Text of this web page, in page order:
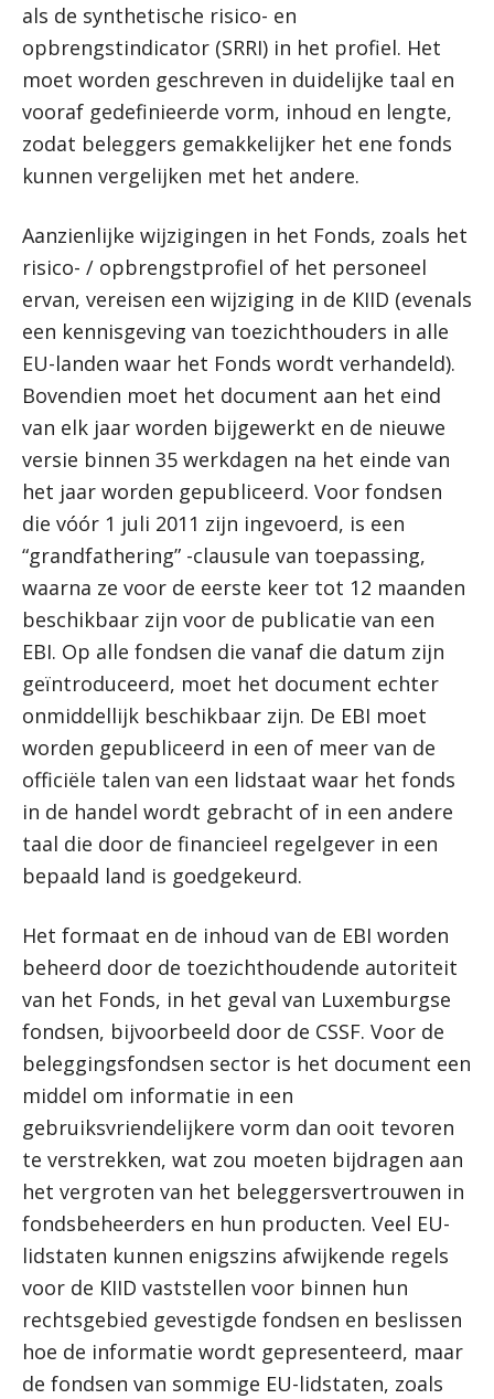
als de synthetische risico- en
opbrengstindicator (SRRI) in het profiel. Het
moet worden geschreven in duidelijke taal en
vooraf gedefinieerde vorm, inhoud en lengte,
zodat beleggers gemakkelijker het ene fonds
kunnen vergelijken met het andere.
Aanzienlijke wijzigingen in het Fonds, zoals het
risico- / opbrengstprofiel of het personeel
ervan, vereisen een wijziging in de KIID (evenals
een kennisgeving van toezichthouders in alle
EU-landen waar het Fonds wordt verhandeld).
Bovendien moet het document aan het eind
van elk jaar worden bijgewerkt en de nieuwe
versie binnen 35 werkdagen na het einde van
het jaar worden gepubliceerd. Voor fondsen
die vóór 1 juli 2011 zijn ingevoerd, is een
“grandfathering” -clausule van toepassing,
waarna ze voor de eerste keer tot 12 maanden
beschikbaar zijn voor de publicatie van een
EBI. Op alle fondsen die vanaf die datum zijn
geïntroduceerd, moet het document echter
onmiddellijk beschikbaar zijn. De EBI moet
worden gepubliceerd in een of meer van de
officiële talen van een lidstaat waar het fonds
in de handel wordt gebracht of in een andere
taal die door de financieel regelgever in een
bepaald land is goedgekeurd.
Het formaat en de inhoud van de EBI worden
beheerd door de toezichthoudende autoriteit
van het Fonds, in het geval van Luxemburgse
fondsen, bijvoorbeeld door de CSSF. Voor de
beleggingsfondsen sector is het document een
middel om informatie in een
gebruiksvriendelijkere vorm dan ooit tevoren
te verstrekken, wat zou moeten bijdragen aan
het vergroten van het beleggersvertrouwen in
fondsbeheerders en hun producten. Veel EU-
lidstaten kunnen enigszins afwijkende regels
voor de KIID vaststellen voor binnen hun
rechtsgebied gevestigde fondsen en beslissen
hoe de informatie wordt gepresenteerd, maar
de fondsen van sommige EU-lidstaten, zoals